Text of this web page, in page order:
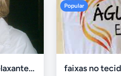
Massagem relaxante- terapeutica e depilação
Popular